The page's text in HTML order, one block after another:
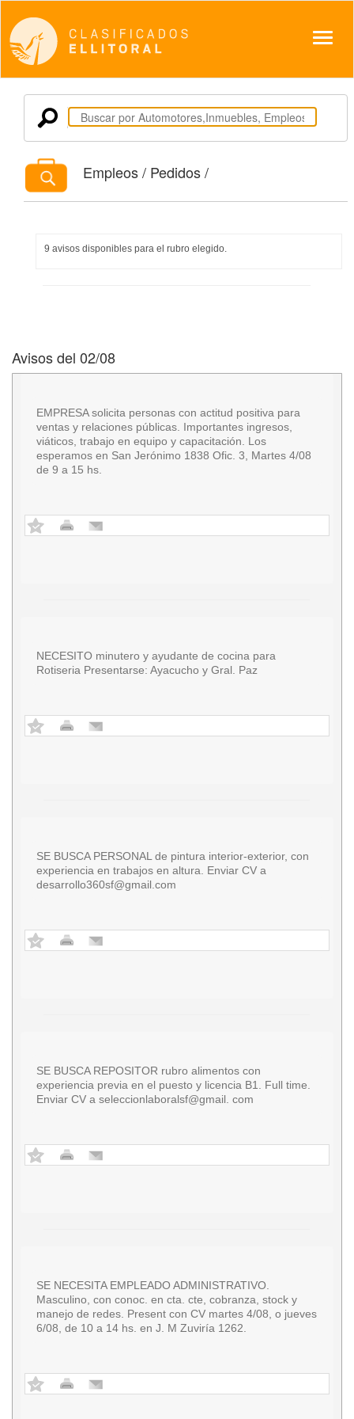
Empleos / Pedidos /
9 avisos disponibles para el rubro elegido.
Avisos del 02/08
EMPRESA solicita personas con actitud positiva para
ventas y relaciones públicas. Importantes ingresos,
viáticos, trabajo en equipo y capacitación. Los
esperamos en San Jerónimo 1838 Ofic. 3, Martes 4/08
de 9 a 15 hs.
NECESITO minutero y ayudante de cocina para
Rotiseria Presentarse: Ayacucho y Gral. Paz
SE BUSCA PERSONAL de pintura interior-exterior, con
experiencia en trabajos en altura. Enviar CV a
desarrollo360sf@gmail.com
SE BUSCA REPOSITOR rubro alimentos con
experiencia previa en el puesto y licencia B1. Full time.
Enviar CV a seleccionlaboralsf@gmail. com
SE NECESITA EMPLEADO ADMINISTRATIVO.
Masculino, con conoc. en cta. cte, cobranza, stock y
manejo de redes. Present con CV martes 4/08, o jueves
6/08, de 10 a 14 hs. en J. M Zuviría 1262.